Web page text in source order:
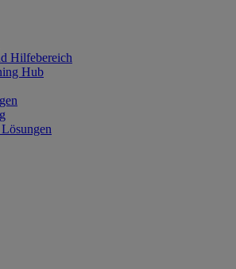
Hilfebereich
Hub